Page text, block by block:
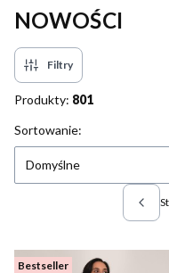
NOWOŚCI
Filtry
Produkty: 801
Lista produktów
Sortowanie:
Domyślne
Bestseller